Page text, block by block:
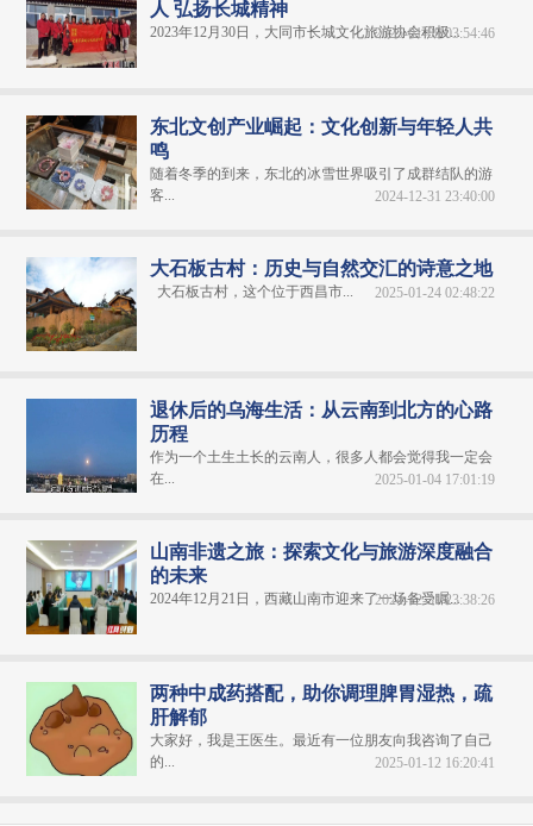
人 弘扬长城精神
2023年12月30日，大同市长城文化旅游协会积极...
2025-01-09 03:54:46
东北文创产业崛起：文化创新与年轻人共
鸣
随着冬季的到来，东北的冰雪世界吸引了成群结队的游
客...
2024-12-31 23:40:00
大石板古村：历史与自然交汇的诗意之地
大石板古村，这个位于西昌市... 2025-01-24 02:48:22
退休后的乌海生活：从云南到北方的心路
历程
作为一个土生土长的云南人，很多人都会觉得我一定会
在...
2025-01-04 17:01:19
山南非遗之旅：探索文化与旅游深度融合
的未来
2024年12月21日，西藏山南市迎来了一场备受瞩...
2024-12-31 23:38:26
两种中成药搭配，助你调理脾胃湿热，疏
肝解郁
大家好，我是王医生。最近有一位朋友向我咨询了自己
的...
2025-01-12 16:20:41